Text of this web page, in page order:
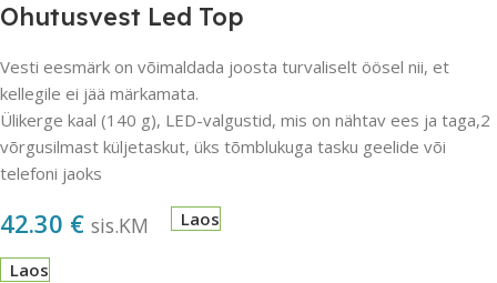
Ohutusvest Led Top
Vesti eesmärk on võimaldada joosta turvaliselt öösel nii, et
kellegile ei jää märkamata.
Ülikerge kaal (140 g), LED-valgustid, mis on nähtav ees ja taga,2
võrgusilmast küljetaskut, üks tõmblukuga tasku geelide või
telefoni jaoks
42.30 € sis.KM Laos
Laos